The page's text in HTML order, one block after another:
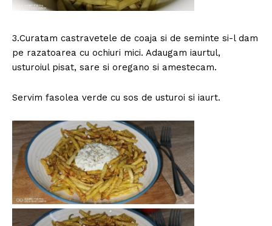
3.Curatam castravetele de coaja si de seminte si-l dam
pe razatoarea cu ochiuri mici. Adaugam iaurtul,
usturoiul pisat, sare si oregano si amestecam.
Servim fasolea verde cu sos de usturoi si iaurt.